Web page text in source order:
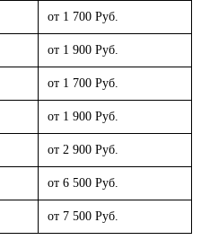
от 1 700 Руб.
от 1 900 Руб.
от 1 700 Руб.
от 1 900 Руб.
от 2 900 Руб.
от 6 500 Руб.
от 7 500 Руб.